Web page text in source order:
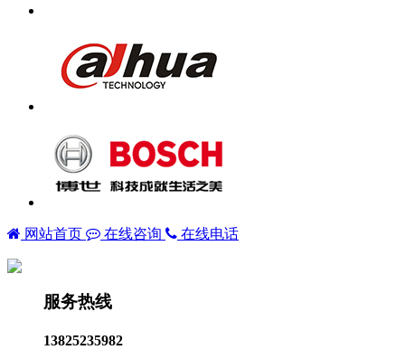
网站首页 在线咨询 在线电话
服务热线
13825235982